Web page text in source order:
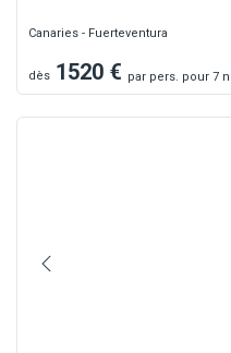
Canaries - Fuerteventura
dès 1520 € par pers. pour 7